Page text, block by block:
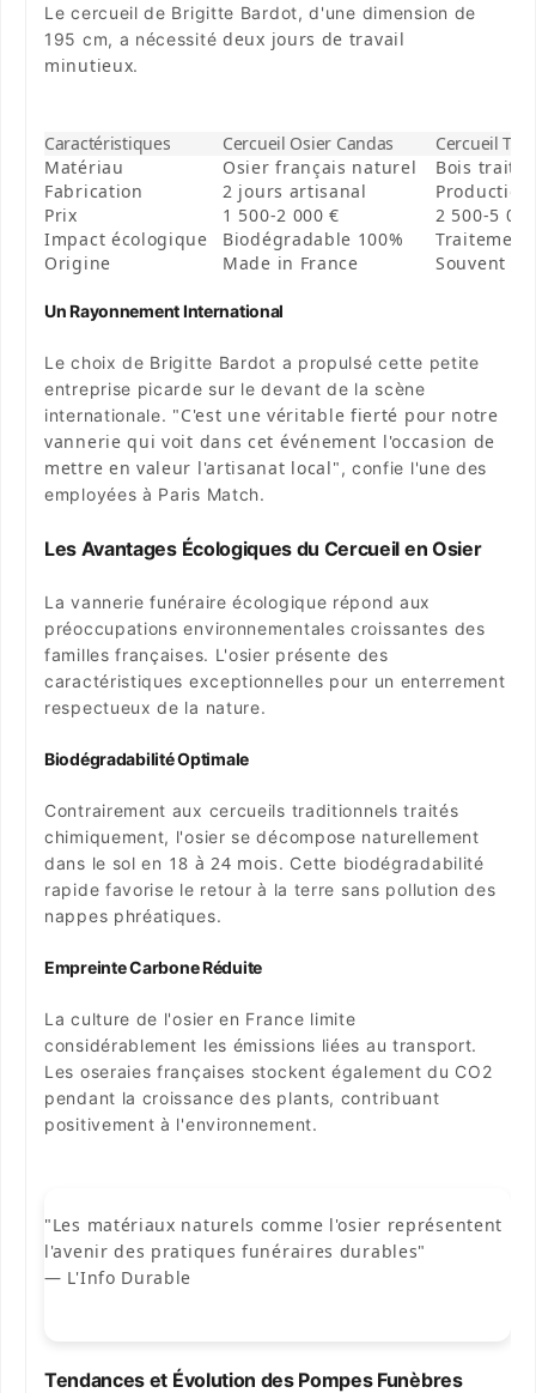
Le cercueil de Brigitte Bardot, d'une dimension de
195 cm, a nécessité deux jours de travail
minutieux.
Caractéristiques Cercueil Osier Candas
Cercueil
Matériau
Osier français naturel
Bois traité
Fabrication
2 jours artisanal
Prix
1 500-2 000 €
2 500-5
Impact écologique
Biodégradable 100%
Origine
Made in France Souvent
Un Rayonnement International
Le choix de Brigitte Bardot a propulsé cette petite
entreprise picarde sur le devant de la scène
internationale. "C'est une véritable fierté pour notre
vannerie qui voit dans cet événement l'occasion de
mettre en valeur l'artisanat local", confie l'une des
employées à Paris Match.
Les Avantages Écologiques du Cercueil en Osier
La vannerie funéraire écologique répond aux
préoccupations environnementales croissantes des
familles françaises. L'osier présente des
caractéristiques exceptionnelles pour un enterrement
respectueux de la nature.
Biodégradabilité Optimale
Contrairement aux cercueils traditionnels traités
chimiquement, l'osier se décompose naturellement
dans le sol en 18 à 24 mois. Cette biodégradabilité
rapide favorise le retour à la terre sans pollution des
nappes phréatiques.
Empreinte Carbone Réduite
La culture de l'osier en France limite
considérablement les émissions liées au transport.
Les oseraies françaises stockent également du CO2
pendant la croissance des plants, contribuant
positivement à l'environnement.
"Les matériaux naturels comme l'osier représentent
l'avenir des pratiques funéraires durables"
— L'Info Durable
Tendances et Évolution des Pompes Funèbres